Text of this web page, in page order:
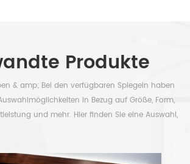
Produkte
& amp; Bei den verfügbaren Spiegeln haben
in Bezug auf Größe, Form,
und mehr. Hier finden Sie eine Auswahl,